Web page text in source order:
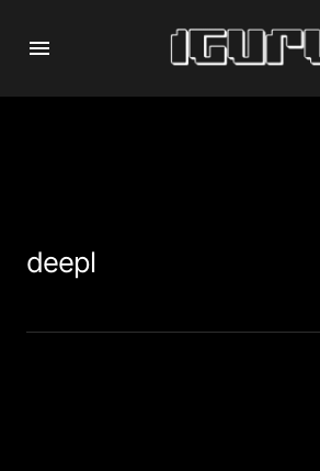
deepl